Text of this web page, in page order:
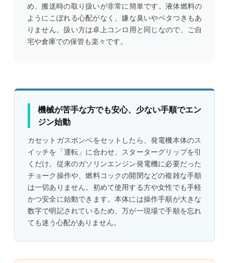
め、搬送時の取り扱いが非常に簡単です。液体燃料の
ようにこぼれる心配がなく、嫌な臭いやベタつきもあ
りません。扱い方は卓上コンロ用と同じなので、ご自
宅や倉庫での保管も楽々です。
機械が苦手な方でも安心、少ない手順でエン
ジン始動
カセットガスボンベをセットしたら、発電機本体のス
イッチを「運転」に合わせ、スターターグリップを引
くだけ。従来のガソリンエンジン発電機に必要だった
チョーク操作や、燃料コックの開閉などの複雑な手順
は一切ありません。初めて使用する方や女性でも手軽
かつ安全に始動できます。本体には操作手順が大きな
数字で明記されているため、万が一現場で手順を忘れ
ても迷う心配がありません。